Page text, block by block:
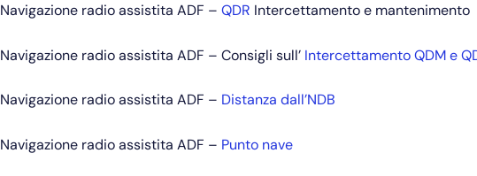
Navigazione radio assistita ADF – QDR Intercettamento e mantenimento
Navigazione radio assistita ADF – Consigli sull’ Intercettamento QDM e
Navigazione radio assistita ADF – Distanza dall’NDB
Navigazione radio assistita ADF – Punto nave